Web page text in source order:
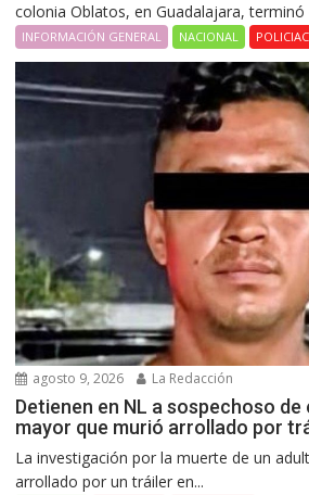
colonia Oblatos, en Guadalajara, terminó
INFORMACIÓN GENERAL NACIONAL
agosto 9, 2026 La Redacción
Detienen en NL a sospechoso
mayor que murió arrollado por
La investigación por la muerte de un
arrollado por un tráiler en...